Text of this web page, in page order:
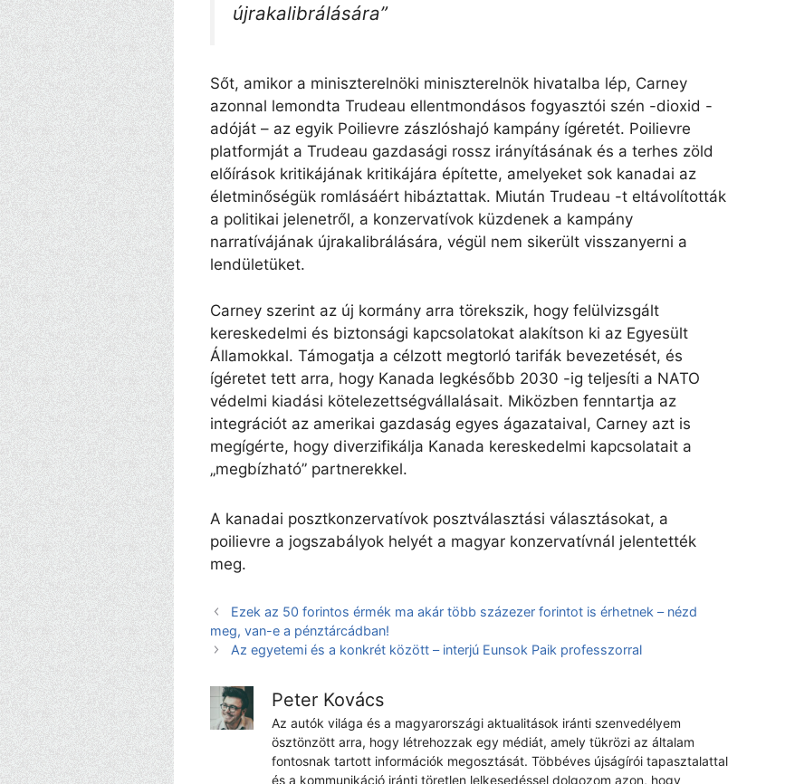
újrakalibrálására”
Sőt, amikor a miniszterelnöki miniszterelnök hivatalba lép, Carney
azonnal lemondta Trudeau ellentmondásos fogyasztói szén -dioxid -
adóját – az egyik Poilievre zászlóshajó kampány ígéretét. Poilievre
platformját a Trudeau gazdasági rossz irányításának és a terhes zöld
előírások kritikájának kritikájára építette, amelyeket sok kanadai az
életminőségük romlásáért hibáztattak. Miután Trudeau -t eltávolították
a politikai jelenetről, a konzervatívok küzdenek a kampány
narratívájának újrakalibrálására, végül nem sikerült visszanyerni a
lendületüket.
Carney szerint az új kormány arra törekszik, hogy felülvizsgált
kereskedelmi és biztonsági kapcsolatokat alakítson ki az Egyesült
Államokkal. Támogatja a célzott megtorló tarifák bevezetését, és
ígéretet tett arra, hogy Kanada legkésőbb 2030 -ig teljesíti a NATO
védelmi kiadási kötelezettségvállalásait. Miközben fenntartja az
integrációt az amerikai gazdaság egyes ágazataival, Carney azt is
megígérte, hogy diverzifikálja Kanada kereskedelmi kapcsolatait a
„megbízható” partnerekkel.
A kanadai posztkonzervatívok posztválasztási választásokat, a
poilievre a jogszabályok helyét a magyar konzervatívnál jelentették
meg.
Ezek az 50 forintos érmék ma akár több százezer forintot is érhetnek – nézd
meg, van-e a pénztárcádban!
Az egyetemi és a konkrét között – interjú Eunsok Paik professzorral
Peter Kovács
Az autók világa és a magyarországi aktualitások iránti szenvedélyem
ösztönzött arra, hogy létrehozzak egy médiát, amely tükrözi az általam
fontosnak tartott információk megosztását. Többéves újságírói tapasztalattal
és a kommunikáció iránti töretlen lelkesedéssel dolgozom azon, hogy